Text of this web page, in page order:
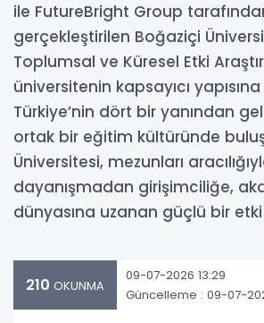
ile FutureBright Group
gerçekleştirilen Boğaziçi
Toplumsal ve Küresel Etki
üniversitenin kapsayıcı
Türkiye’nin dört bir yanından
ortak bir eğitim kültüründe
Üniversitesi, mezunları
dayanışmadan girişimciliğe,
dünyasına uzanan güçlü bir
210 OKUNMA
09-07-2026 13:29
Güncelleme : 09-07-